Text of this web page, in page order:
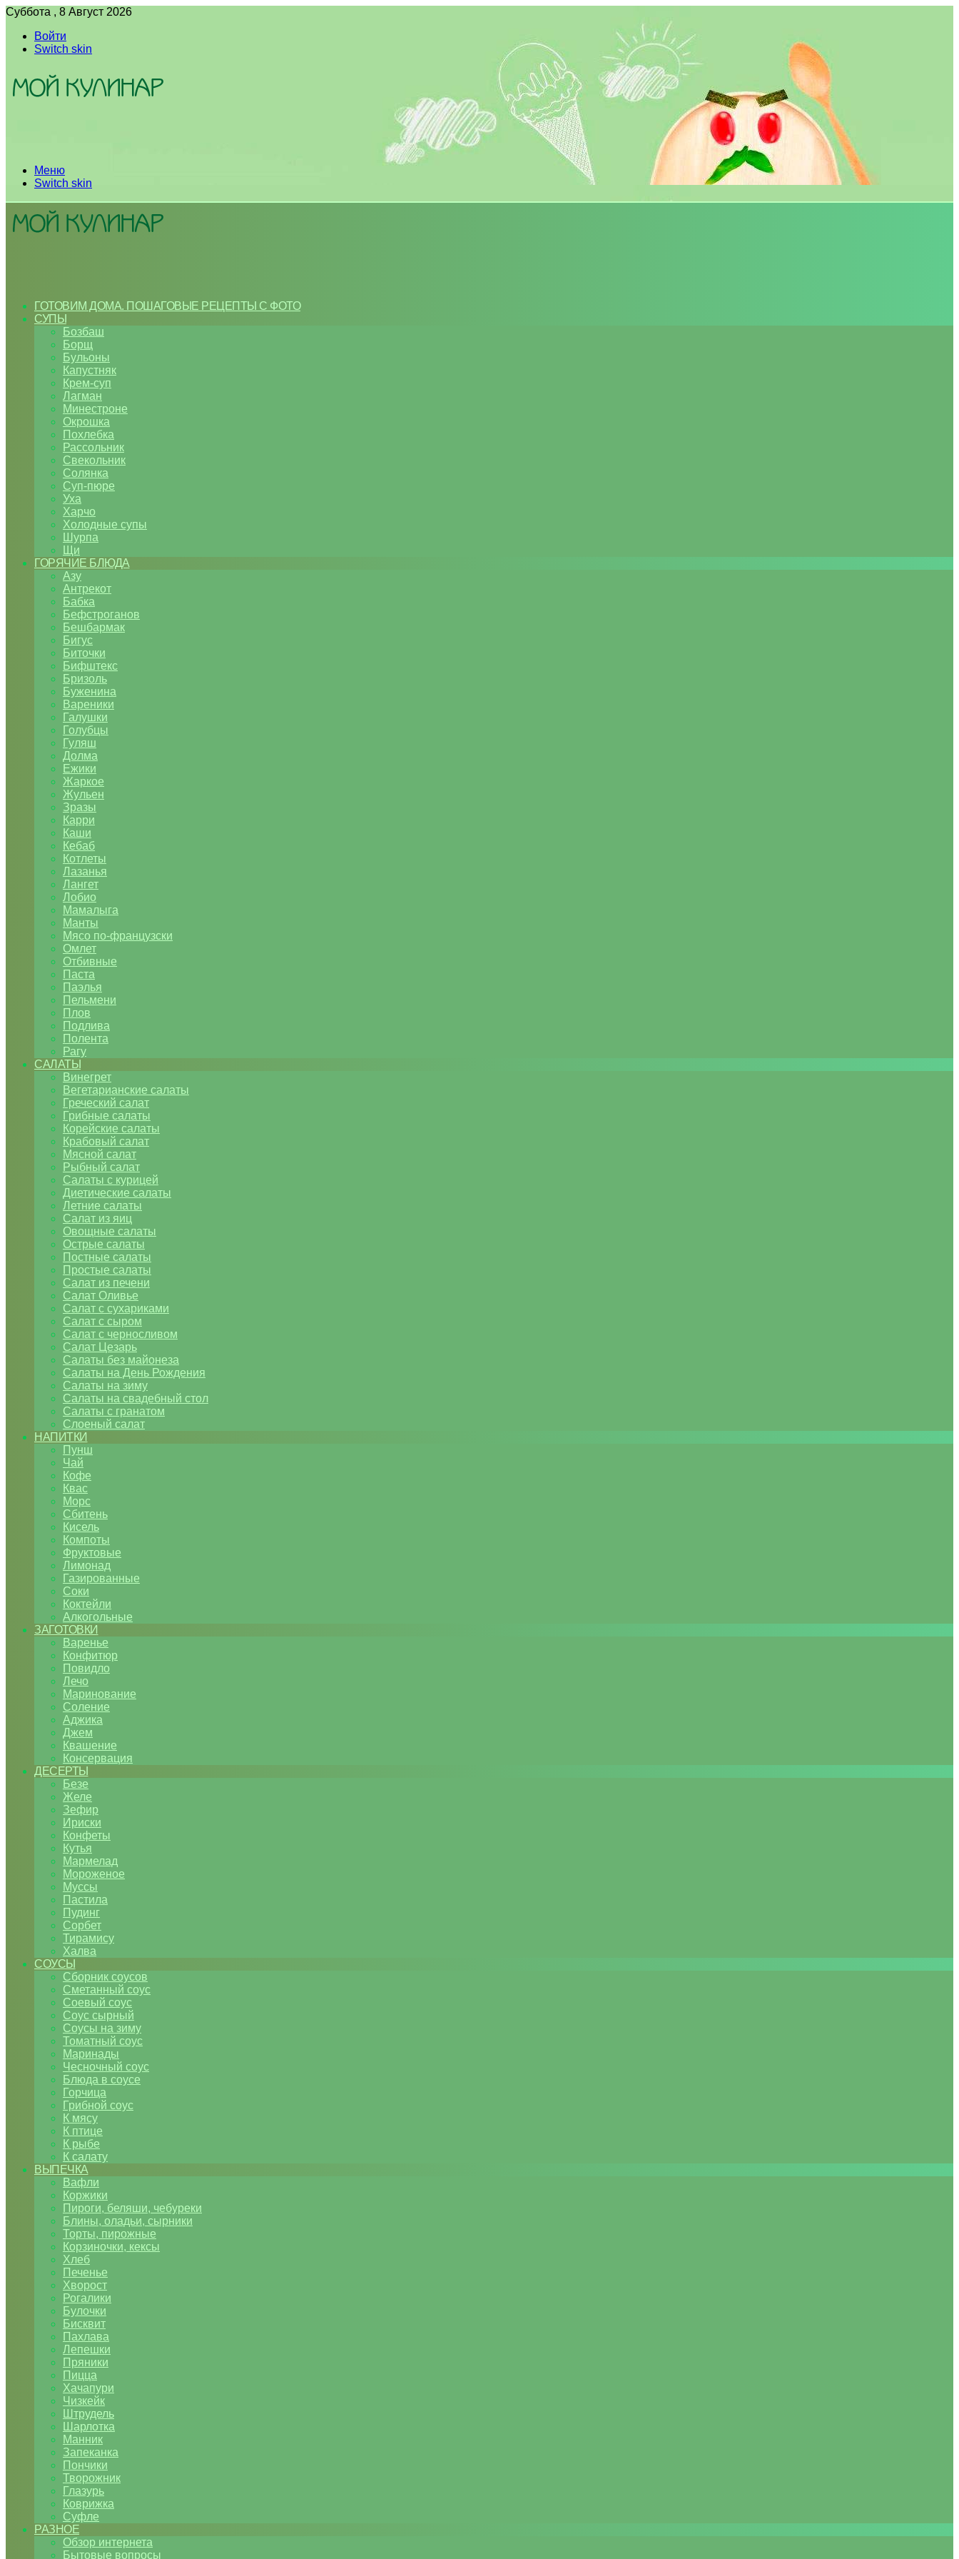
Суббота , 8 Август 2026
Войти
Switch skin
Меню
Switch skin
ГОТОВИМ ДОМА. ПОШАГОВЫЕ РЕЦЕПТЫ С ФОТО
СУПЫ
Бозбаш
Борщ
Бульоны
Капустняк
Крем-суп
Лагман
Минестроне
Окрошка
Похлебка
Рассольник
Свекольник
Солянка
Суп-пюре
Уха
Харчо
Холодные супы
Шурпа
Щи
ГОРЯЧИЕ БЛЮДА
Азу
Антрекот
Бабка
Бефстроганов
Бешбармак
Бигус
Биточки
Бифштекс
Бризоль
Буженина
Вареники
Галушки
Голубцы
Гуляш
Долма
Ежики
Жаркое
Жульен
Зразы
Карри
Каши
Кебаб
Котлеты
Лазанья
Лангет
Лобио
Мамалыга
Манты
Мясо по-французски
Омлет
Отбивные
Паста
Паэлья
Пельмени
Плов
Подлива
Полента
Рагу
САЛАТЫ
Винегрет
Вегетарианские салаты
Греческий салат
Грибные салаты
Корейские салаты
Крабовый салат
Мясной салат
Рыбный салат
Салаты с курицей
Диетические салаты
Летние салаты
Салат из яиц
Овощные салаты
Острые салаты
Постные салаты
Простые салаты
Салат из печени
Салат Оливье
Салат с сухариками
Салат с сыром
Салат с черносливом
Салат Цезарь
Салаты без майонеза
Салаты на День Рождения
Салаты на зиму
Салаты на свадебный стол
Салаты с гранатом
Слоеный салат
НАПИТКИ
Пунш
Чай
Кофе
Квас
Морс
Сбитень
Кисель
Компоты
Фруктовые
Лимонад
Газированные
Соки
Коктейли
Алкогольные
ЗАГОТОВКИ
Варенье
Конфитюр
Повидло
Лечо
Маринование
Соление
Аджика
Джем
Квашение
Консервация
ДЕСЕРТЫ
Безе
Желе
Зефир
Ириски
Конфеты
Кутья
Мармелад
Мороженое
Муссы
Пастила
Пудинг
Сорбет
Тирамису
Халва
СОУСЫ
Сборник соусов
Сметанный соус
Соевый соус
Соус сырный
Соусы на зиму
Томатный соус
Маринады
Чесночный соус
Блюда в соусе
Горчица
Грибной соус
К мясу
К птице
К рыбе
К салату
ВЫПЕЧКА
Вафли
Коржики
Пироги, беляши, чебуреки
Блины, оладьи, сырники
Торты, пирожные
Корзиночки, кексы
Хлеб
Печенье
Хворост
Рогалики
Булочки
Бисквит
Пахлава
Лепешки
Пряники
Пицца
Хачапури
Чизкейк
Штрудель
Шарлотка
Манник
Запеканка
Пончики
Творожник
Глазурь
Коврижка
Суфле
РАЗНОЕ
Обзор интернета
Бытовые вопросы